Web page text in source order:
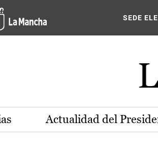
SEDE
Actualidad del